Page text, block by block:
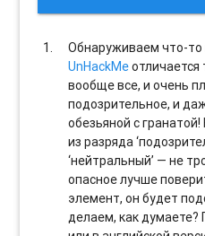
Обнаруживаем что-то
UnHackMeотличается
вообще все, и очень
подозрительное, и
обезьяной с
из разряда
‘нейтральный’ — не
опасное лучше
элемент, он будет
делаем, как думаете?